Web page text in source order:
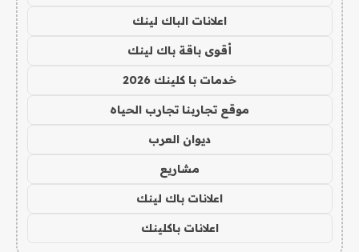
اعلانات الباك لينك
أقوى باقة باك لينك
خدمات با كلينك 2026
موقع تجاربنا تجارب الحياه
ديوان العرب
مشاريع
اعلانات باك لينك
اعلانات باكلينك